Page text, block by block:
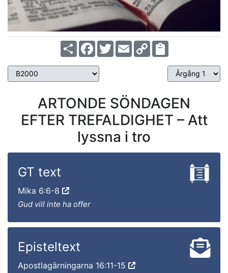
ShareFacebook
TwitterEmailCopy
Link
ARTONDE SÖNDAGEN
EFTER TREFALDIGHET – Att
lyssna i tro
GT text
Mika 6:6-8
Gud vill inte ha offer
Episteltext
Apostlagärningarna 16:11-15